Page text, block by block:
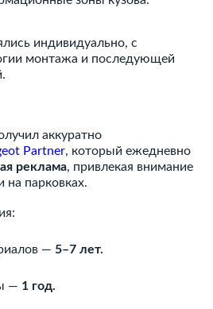
индивидуально, с
монтажа и последующей
аккуратно
Partner, который ежедневно
реклама, привлекая внимание
на парковках.
— 5–7 лет.
— 1 год.